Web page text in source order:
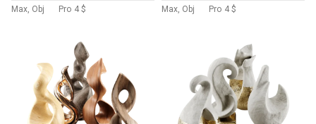
Max, Obj Pro 4 $ Max, Obj Pro 4 $